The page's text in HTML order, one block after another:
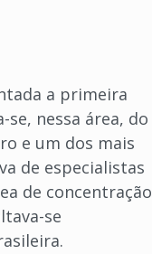
a primeira
nessa área, do
e um dos mais
de especialistas
de concentração
se